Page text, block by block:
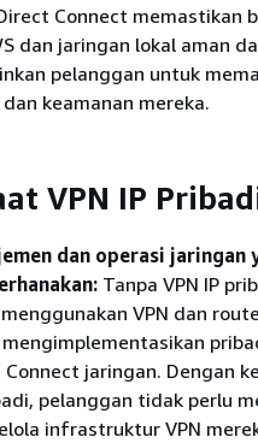
Connect memastikan
dan jaringan lokal aman
pelanggan untuk
keamanan mereka.
VPN IP
dan operasi jaringan
Tanpa VPN IP
VPN dan
jaringan. Dengan
pelanggan tidak perlu
infrastruktur VPN